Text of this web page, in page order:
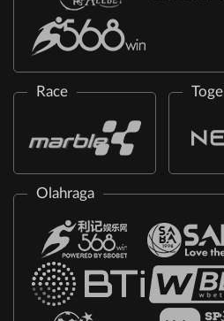
Race Togel
Olahraga